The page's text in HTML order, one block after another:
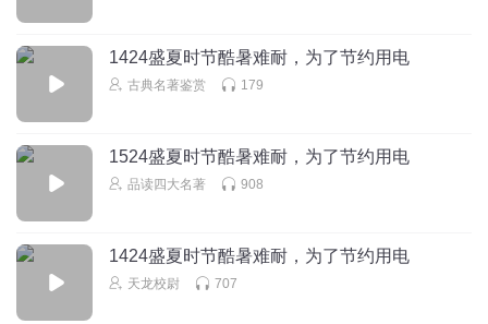
1424盛夏时节酷暑难耐，为了节约用电
古典名著鉴赏 179
1524盛夏时节酷暑难耐，为了节约用电
品读四大名著 908
1424盛夏时节酷暑难耐，为了节约用电
天龙校尉 707